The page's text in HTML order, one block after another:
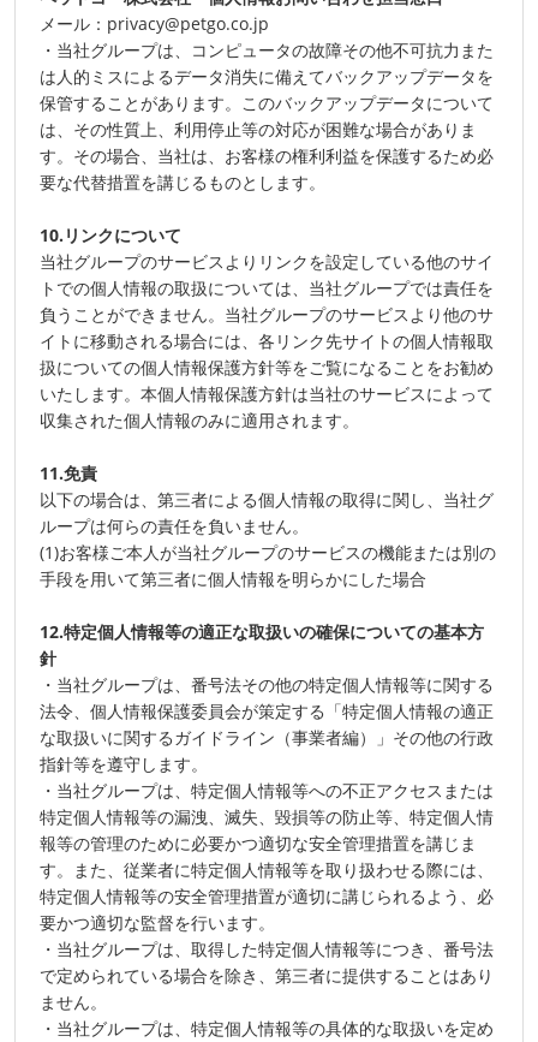
メール：privacy@petgo.co.jp
・当社グループは、コンピュータの故障その他不可抗力また
は人的ミスによるデータ消失に備えてバックアップデータを
保管することがあります。このバックアップデータについて
は、その性質上、利用停止等の対応が困難な場合がありま
す。その場合、当社は、お客様の権利利益を保護するため必
要な代替措置を講じるものとします。
10.リンクについて
当社グループのサービスよりリンクを設定している他のサイ
トでの個人情報の取扱については、当社グループでは責任を
負うことができません。当社グループのサービスより他のサ
イトに移動される場合には、各リンク先サイトの個人情報取
扱についての個人情報保護方針等をご覧になることをお勧め
いたします。本個人情報保護方針は当社のサービスによって
収集された個人情報のみに適用されます。
11.免責
以下の場合は、第三者による個人情報の取得に関し、当社グ
ループは何らの責任を負いません。
(1)お客様ご本人が当社グループのサービスの機能または別の
手段を用いて第三者に個人情報を明らかにした場合
12.特定個人情報等の適正な取扱いの確保についての基本方
針
・当社グループは、番号法その他の特定個人情報等に関する
法令、個人情報保護委員会が策定する「特定個人情報の適正
な取扱いに関するガイドライン（事業者編）」その他の行政
指針等を遵守します。
・当社グループは、特定個人情報等への不正アクセスまたは
特定個人情報等の漏洩、滅失、毀損等の防止等、特定個人情
報等の管理のために必要かつ適切な安全管理措置を講じま
す。また、従業者に特定個人情報等を取り扱わせる際には、
特定個人情報等の安全管理措置が適切に講じられるよう、必
要かつ適切な監督を行います。
・当社グループは、取得した特定個人情報等につき、番号法
で定められている場合を除き、第三者に提供することはあり
ません。
・当社グループは、特定個人情報等の具体的な取扱いを定め